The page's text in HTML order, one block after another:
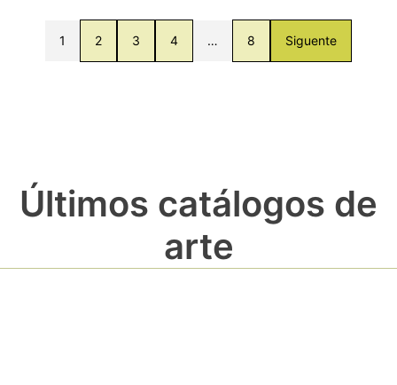
1 2 3 4 … 8 Siguente
Últimos catálogos de
arte